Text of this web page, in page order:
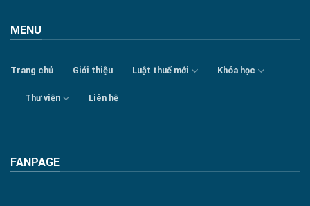
MENU
Trang chủ Giới thiệu Luật thuế mới Khóa học
Thư viện Liên hệ
FANPAGE